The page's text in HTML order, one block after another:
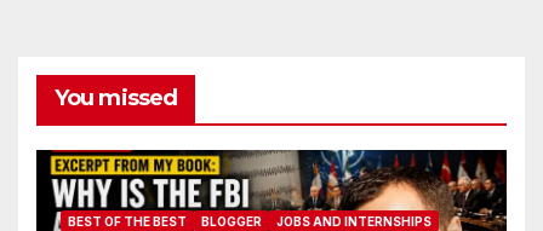
You missed
BEST OF THE BEST BLOGGER
JOBS AND INTERNSHIPS